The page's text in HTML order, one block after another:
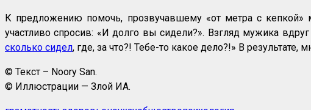
К предложению помочь, прозвучавшему «от метра с
участливо спросив: «И долго вы сидели?». Взгляд мужика
сколько сидел, где, за что?! Тебе-то какое дело?!» В
© Текст – Noory San.
© Иллюстрации — Злой ИА.